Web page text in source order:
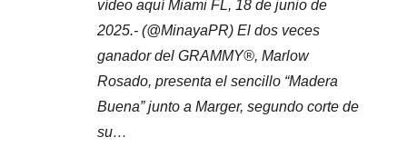
vídeo aquí Miami FL, 18 de junio de
2025.- (@MinayaPR) El dos veces
ganador del GRAMMY®, Marlow
Rosado, presenta el sencillo “Madera
Buena” junto a Marger, segundo corte de
su…